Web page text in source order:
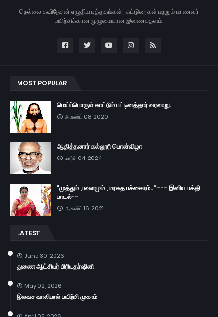
நெல்லை கவிநேசன் எழுதிய புத்தகங்கள் , கட்டுரைகள் மற்றும் மாணவர்
பயிற்சிக்கான முழுமையான இணையதளம்.
MOST POPULAR
மெய்ப்பொருள் காட்டும் பட்டினத்தார் வரலாறு.
ஆகஸ்ட் 08, 2020
ஆதித்தனார் கல்லூரி பொன்விழா
மார்ச் 04, 2024
"முத்தும் ,பவளமும் , மரகத பச்சையும்.." --- இனிய பக்தி
பாடல்--
ஆகஸ்ட் 16, 2021
LATEST
June 30, 2026
துணை ஆட்சியர் பிரியதர்ஷினி
May 02, 2026
இலவச வாலிபால் பயிற்சி முகாம்